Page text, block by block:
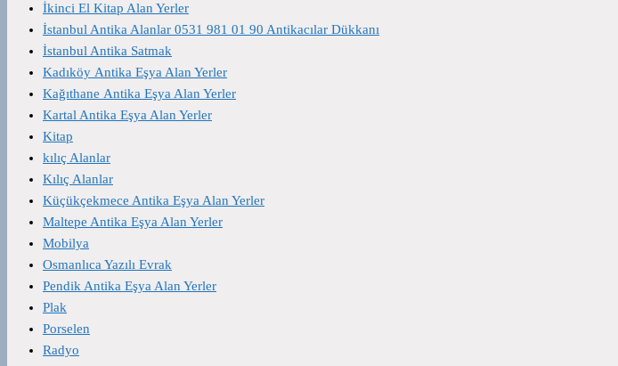
İkinci El Kitap Alan Yerler
İstanbul Antika Alanlar 0531 981 01 90 Antikacılar Dükkanı
İstanbul Antika Satmak
Kadıköy Antika Eşya Alan Yerler
Kağıthane Antika Eşya Alan Yerler
Kartal Antika Eşya Alan Yerler
Kitap
kılıç Alanlar
Kılıç Alanlar
Küçükçekmece Antika Eşya Alan Yerler
Maltepe Antika Eşya Alan Yerler
Mobilya
Osmanlıca Yazılı Evrak
Pendik Antika Eşya Alan Yerler
Plak
Porselen
Radyo